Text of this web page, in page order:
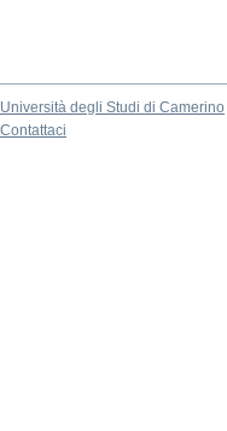
Università degli Studi di Camerino
Contattaci